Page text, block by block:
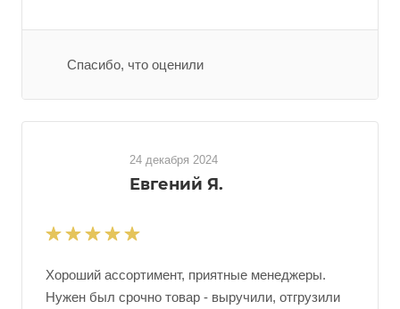
Спасибо, что оценили
24 декабря 2024
Евгений Я.
Хороший ассортимент, приятные менеджеры.
Нужен был срочно товар - выручили, отгрузили